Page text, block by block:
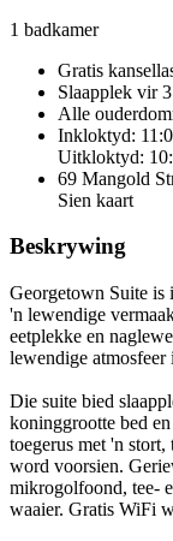
1 badkamer
Gratis
Slaapplek vir
Alle
Inkloktyd:
Uitkloktyd:
69 Mangold
Sien kaart
Beskrywing
Georgetown Suite is
'n lewendige
eetplekke en
lewendige
Die suite bied
koninggrootte bed
toegerus met 'n
word voorsien.
mikrogolfoond, tee-
waaier. Gratis WiFi